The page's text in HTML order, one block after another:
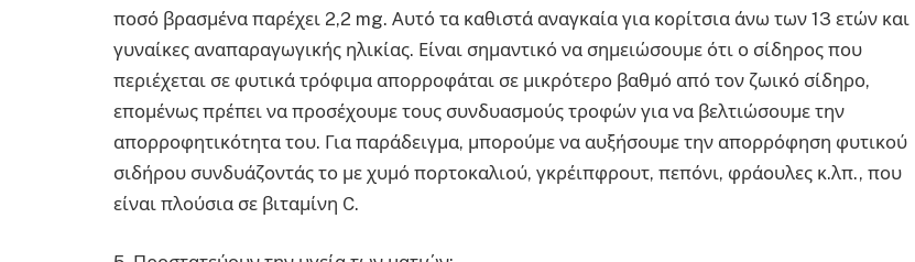
ποσό βρασμένα παρέχει 2,2 mg. Αυτό τα καθιστά αναγκαία για κορίτσια άνω των 13 ετών και
γυναίκες αναπαραγωγικής ηλικίας. Είναι σημαντικό να σημειώσουμε ότι ο σίδηρος που
περιέχεται σε φυτικά τρόφιμα απορροφάται σε μικρότερο βαθμό από τον ζωικό σίδηρο,
επομένως πρέπει να προσέχουμε τους συνδυασμούς τροφών για να βελτιώσουμε την
απορροφητικότητα του. Για παράδειγμα, μπορούμε να αυξήσουμε την απορρόφηση φυτικού
σιδήρου συνδυάζοντάς το με χυμό πορτοκαλιού, γκρέιπφρουτ, πεπόνι, φράουλες κ.λπ., που
είναι πλούσια σε βιταμίνη C.